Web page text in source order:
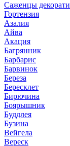
Саженцы
Гортензия
Азалия
Айва
Акация
Багрянник
Барбарис
Барвинок
Береза
Бересклет
Бирючина
Боярышник
Буддлея
Бузина
Вейгела
Вереск